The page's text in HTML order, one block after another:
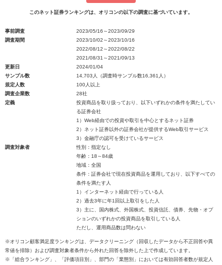
このネット証券ランキングは、オリコンの以下の調査に基づいています。
事前調査
2023/05/16～2023/09/29
調査期間
2023/10/02～2023/10/16
2022/08/12～2022/08/22
2021/08/31～2021/09/13
更新日
2024/01/04
サンプル数
14,703人（調査時サンプル数16,361人）
規定人数
100人以上
調査企業数
28社
定義
投資商品を取り扱っており、以下いずれかの条件を満たしてい
る証券会社
1）Web経由での投資や取引を中心とするネット証券
2）ネット証券以外の証券会社が提供するWeb取引サービス
3）金融庁の認可を受けているサービス
調査対象者
性別：指定なし
年齢：18～84歳
地域：全国
条件：証券会社で現在投資商品を運用しており、以下すべての
条件を満たす人
1）インターネット経由で行っている人
2）過去3年に年1回以上取引をした人
3）主に、国内株式、外国株式、投資信託、債券、先物・オプ
ションのいずれかの投資商品を取引している人
ただし、運用商品数は問わない
※オリコン顧客満足度ランキングは、データクリーニング（回収したデータから不正回答や異
常値を排除）および調査対象者条件から外れた回答を除外した上で作成しています。
※「総合ランキング」、「評価項目別」、部門の「業態別」においては有効回答者数が規定人